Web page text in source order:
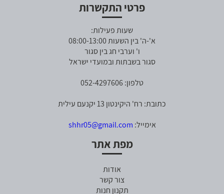
פרטי התקשרות
שעות פעילות:
א'-ה' בין השעות 08:00-13:00
ו' וערבי חג בין סגור
סגור בשבתות ובמועדי ישראל
טלפון: 052-4297606
כתובת: רח' היקינטון 13 יקנעם עילית
אימייל: shhr05@gmail.com
מפת אתר
אודות
צור קשר
תקנון חנות